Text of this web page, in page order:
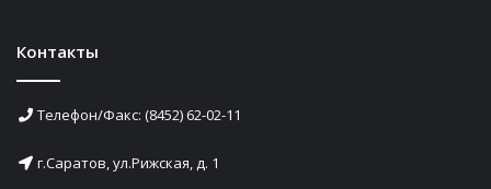
Контакты
Телефон/Факс: (8452) 62-02-11
г.Саратов, ул.Рижская, д. 1